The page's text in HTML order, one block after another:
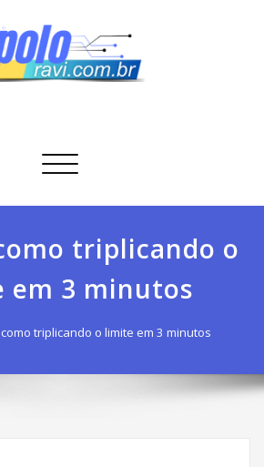
Alternar
triplicando o
em 3 minutos
triplicando o limite em 3 minutos